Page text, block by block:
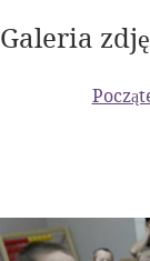
Galeria